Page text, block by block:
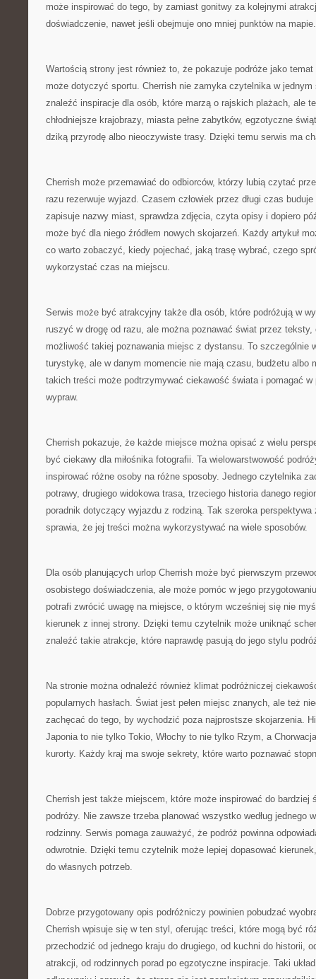
może inspirować do tego, by zamiast gonitwy za kolejnymi
doświadczenie, nawet jeśli obejmuje ono mniej punktów na mapie.
Wartością strony jest również to, że pokazuje podróże jako
może dotyczyć sportu. Cherrish nie zamyka czytelnika w
znaleźć inspiracje dla osób, które marzą o rajskich plażach, ale
chłodniejsze krajobrazy, miasta pełne zabytków, egzotyczne
dziką przyrodę albo nieoczywiste trasy. Dzięki temu serwis ma
Cherrish może przemawiać do odbiorców, którzy lubią czytać
razu rezerwuje wyjazd. Czasem człowiek przez długi czas buduje
zapisuje nazwy miast, sprawdza zdjęcia, czyta opisy i dopiero
może być dla niego źródłem nowych skojarzeń. Każdy artykuł
co warto zobaczyć, kiedy pojechać, jaką trasę wybrać, czego
wykorzystać czas na miejscu.
Serwis może być atrakcyjny także dla osób, które podróżują w
ruszyć w drogę od razu, ale można poznawać świat przez
możliwość takiej poznawania miejsc z dystansu. To szczególnie
turystykę, ale w danym momencie nie mają czasu, budżetu albo
takich treści może podtrzymywać ciekawość świata i pomagać w
wypraw.
Cherrish pokazuje, że każde miejsce można opisać z wielu
być ciekawy dla miłośnika fotografii. Ta wielowarstwowość
inspirować różne osoby na różne sposoby. Jednego czytelnika
potrawy, drugiego widokowa trasa, trzeciego historia danego
poradnik dotyczący wyjazdu z rodziną. Tak szeroka
sprawia, że jej treści można wykorzystywać na wiele sposobów.
Dla osób planujących urlop Cherrish może być pierwszym
osobistego doświadczenia, ale może pomóc w jego
potrafi zwrócić uwagę na miejsce, o którym wcześniej się nie
kierunek z innej strony. Dzięki temu czytelnik może uniknąć
znaleźć takie atrakcje, które naprawdę pasują do jego stylu
Na stronie można odnaleźć również klimat podróżniczej
popularnych hasłach. Świat jest pełen miejsc znanych, ale też
zachęcać do tego, by wychodzić poza najprostsze skojarzenia.
Japonia to nie tylko Tokio, Włochy to nie tylko Rzym, a
kurorty. Każdy kraj ma swoje sekrety, które warto poznawać
Cherrish jest także miejscem, które może inspirować do bardziej
podróży. Nie zawsze trzeba planować wszystko według jednego
rodzinny. Serwis pomaga zauważyć, że podróż powinna
odwrotnie. Dzięki temu czytelnik może lepiej dopasować
do własnych potrzeb.
Dobrze przygotowany opis podróżniczy powinien pobudzać
Cherrish wpisuje się w ten styl, oferując treści, które mogą być
przechodzić od jednego kraju do drugiego, od kuchni do historii,
atrakcji, od rodzinnych porad po egzotyczne inspiracje. Taki